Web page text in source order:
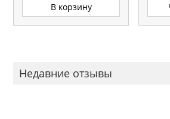
В корзину
Недавние отзывы